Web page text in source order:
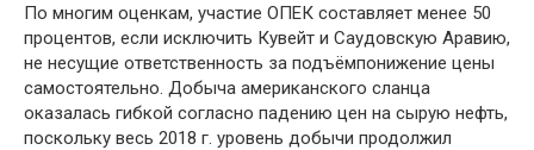
По многим оценкам, участие ОПЕК составляет менее 50
процентов, если исключить Кувейт и Саудовскую Аравию,
не несущие ответственность за подъёмпонижение цены
самостоятельно. Добыча американского сланца
оказалась гибкой согласно падению цен на сырую нефть,
поскольку весь 2018 г. уровень добычи продолжил